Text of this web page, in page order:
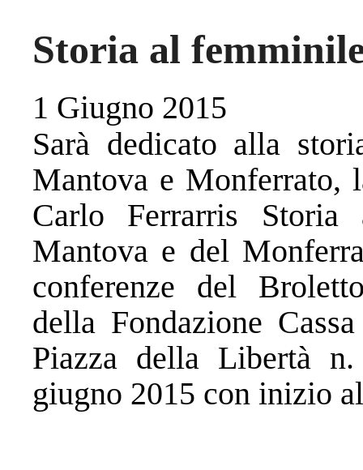
Storia al
1 Giugno 2015
Sarà dedicato alla
Mantova e Monferrato,
Carlo Ferrarris
Mantova e del
conferenze del
della Fondazione
Piazza della Libertà
giugno 2015 con inizio